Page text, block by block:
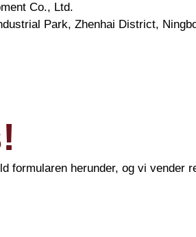
Co., Ltd.
Park, Zhenhai District,
formularen herunder, og vi vender